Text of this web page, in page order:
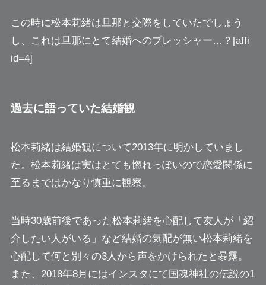
この時に松本莉緒は旦那と交際をしていたでしょう
し、これは旦那にとて結婚へのプレッシャー…？[affi
id=4]
過去に語っていた結婚観
松本莉緒は結婚観について2013年に明かしていまし
た。松本莉緒は実はとても惚れっぽいので恋愛関係に
至るまではかなり慎重に観察。
当時30歳前後であった松本莉緒を心配して友人が「紹
介したい人がいる」など結婚の気配が無い松本莉緒を
心配して何と 別々の3人から声をかけられた と暴露。
また、2018年8月にはインスタにて国魂神社の伝説の1